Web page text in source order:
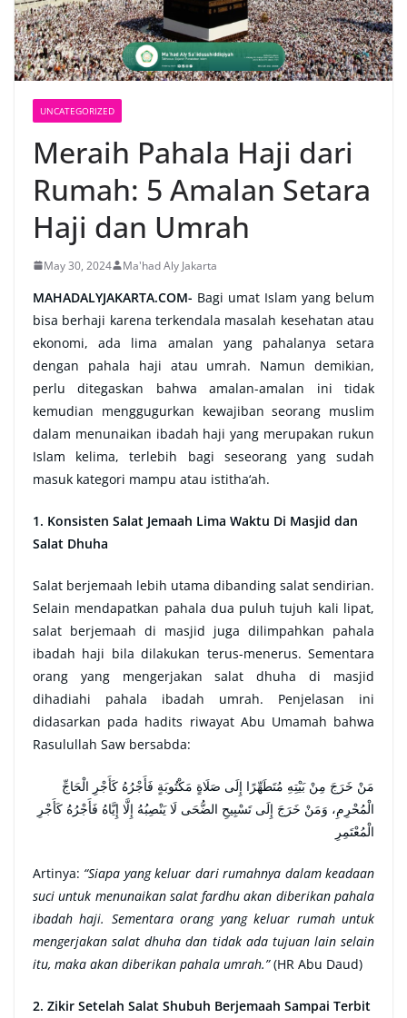
UNCATEGORIZED
Meraih Pahala Haji dari
Rumah: 5 Amalan Setara
Haji dan Umrah
May 30, 2024 Ma'had Aly Jakarta
MAHADALYJAKARTA.COM- Bagi umat Islam yang belum
bisa berhaji karena terkendala masalah kesehatan atau
ekonomi, ada lima amalan yang pahalanya setara
dengan pahala haji atau umrah. Namun demikian,
perlu ditegaskan bahwa amalan-amalan ini tidak
kemudian menggugurkan kewajiban seorang muslim
dalam menunaikan ibadah haji yang merupakan rukun
Islam kelima, terlebih bagi seseorang yang sudah
masuk kategori mampu atau istitha‘ah.
1. Konsisten Salat Jemaah Lima Waktu Di Masjid dan
Salat Dhuha
Salat berjemaah lebih utama dibanding salat sendirian.
Selain mendapatkan pahala dua puluh tujuh kali lipat,
salat berjemaah di masjid juga dilimpahkan pahala
ibadah haji bila dilakukan terus-menerus. Sementara
orang yang mengerjakan salat dhuha di masjid
dihadiahi pahala ibadah umrah. Penjelasan ini
didasarkan pada hadits riwayat Abu Umamah bahwa
Rasulullah Saw bersabda:
مَنْ خَرَجَ مِنْ بَيْتِهِ مُتَطَهِّرًا إِلَى صَلَاةٍ مَكْتُوبَةٍ فَأَجْرُهُ كَأَجْرِ الْحَاجِّ
الْمُحْرِمِ، وَمَنْ خَرَجَ إِلَى تَسْبِيحِ الضُّحَى لَا يَنْصِبُهُ إِلَّا إِيَّاهُ فَأَجْرُهُ كَأَجْرِ
الْمُعْتَمِرِ
Artinya: “Siapa yang keluar dari rumahnya dalam keadaan
suci untuk menunaikan salat fardhu akan diberikan pahala
ibadah haji. Sementara orang yang keluar rumah untuk
mengerjakan salat dhuha dan tidak ada tujuan lain selain
itu, maka akan diberikan pahala umrah.”(HR Abu Daud)
2. Zikir Setelah Salat Shubuh Berjemaah Sampai Terbit